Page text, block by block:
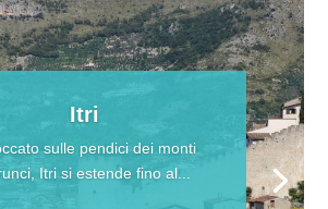
Itri
sulle pendici dei monti
Itri si estende fino al...